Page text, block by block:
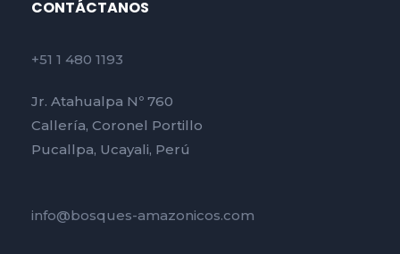
CONTÁCTANOS
+51 1 480 1193
Jr. Atahualpa Nº 760
Callería, Coronel Portillo
Pucallpa, Ucayali, Perú
info@bosques-amazonicos.com